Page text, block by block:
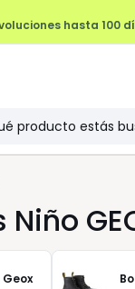
hasta 100